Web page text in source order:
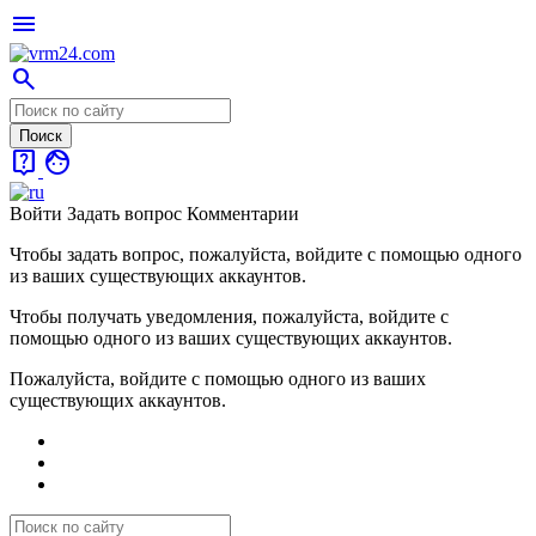
menu
search
live_help face
Войти Задать вопрос Комментарии
Чтобы задать вопрос, пожалуйста, войдите с помощью одного
из ваших существующих аккаунтов.
Чтобы получать уведомления, пожалуйста, войдите с
помощью одного из ваших существующих аккаунтов.
Пожалуйста, войдите с помощью одного из ваших
существующих аккаунтов.